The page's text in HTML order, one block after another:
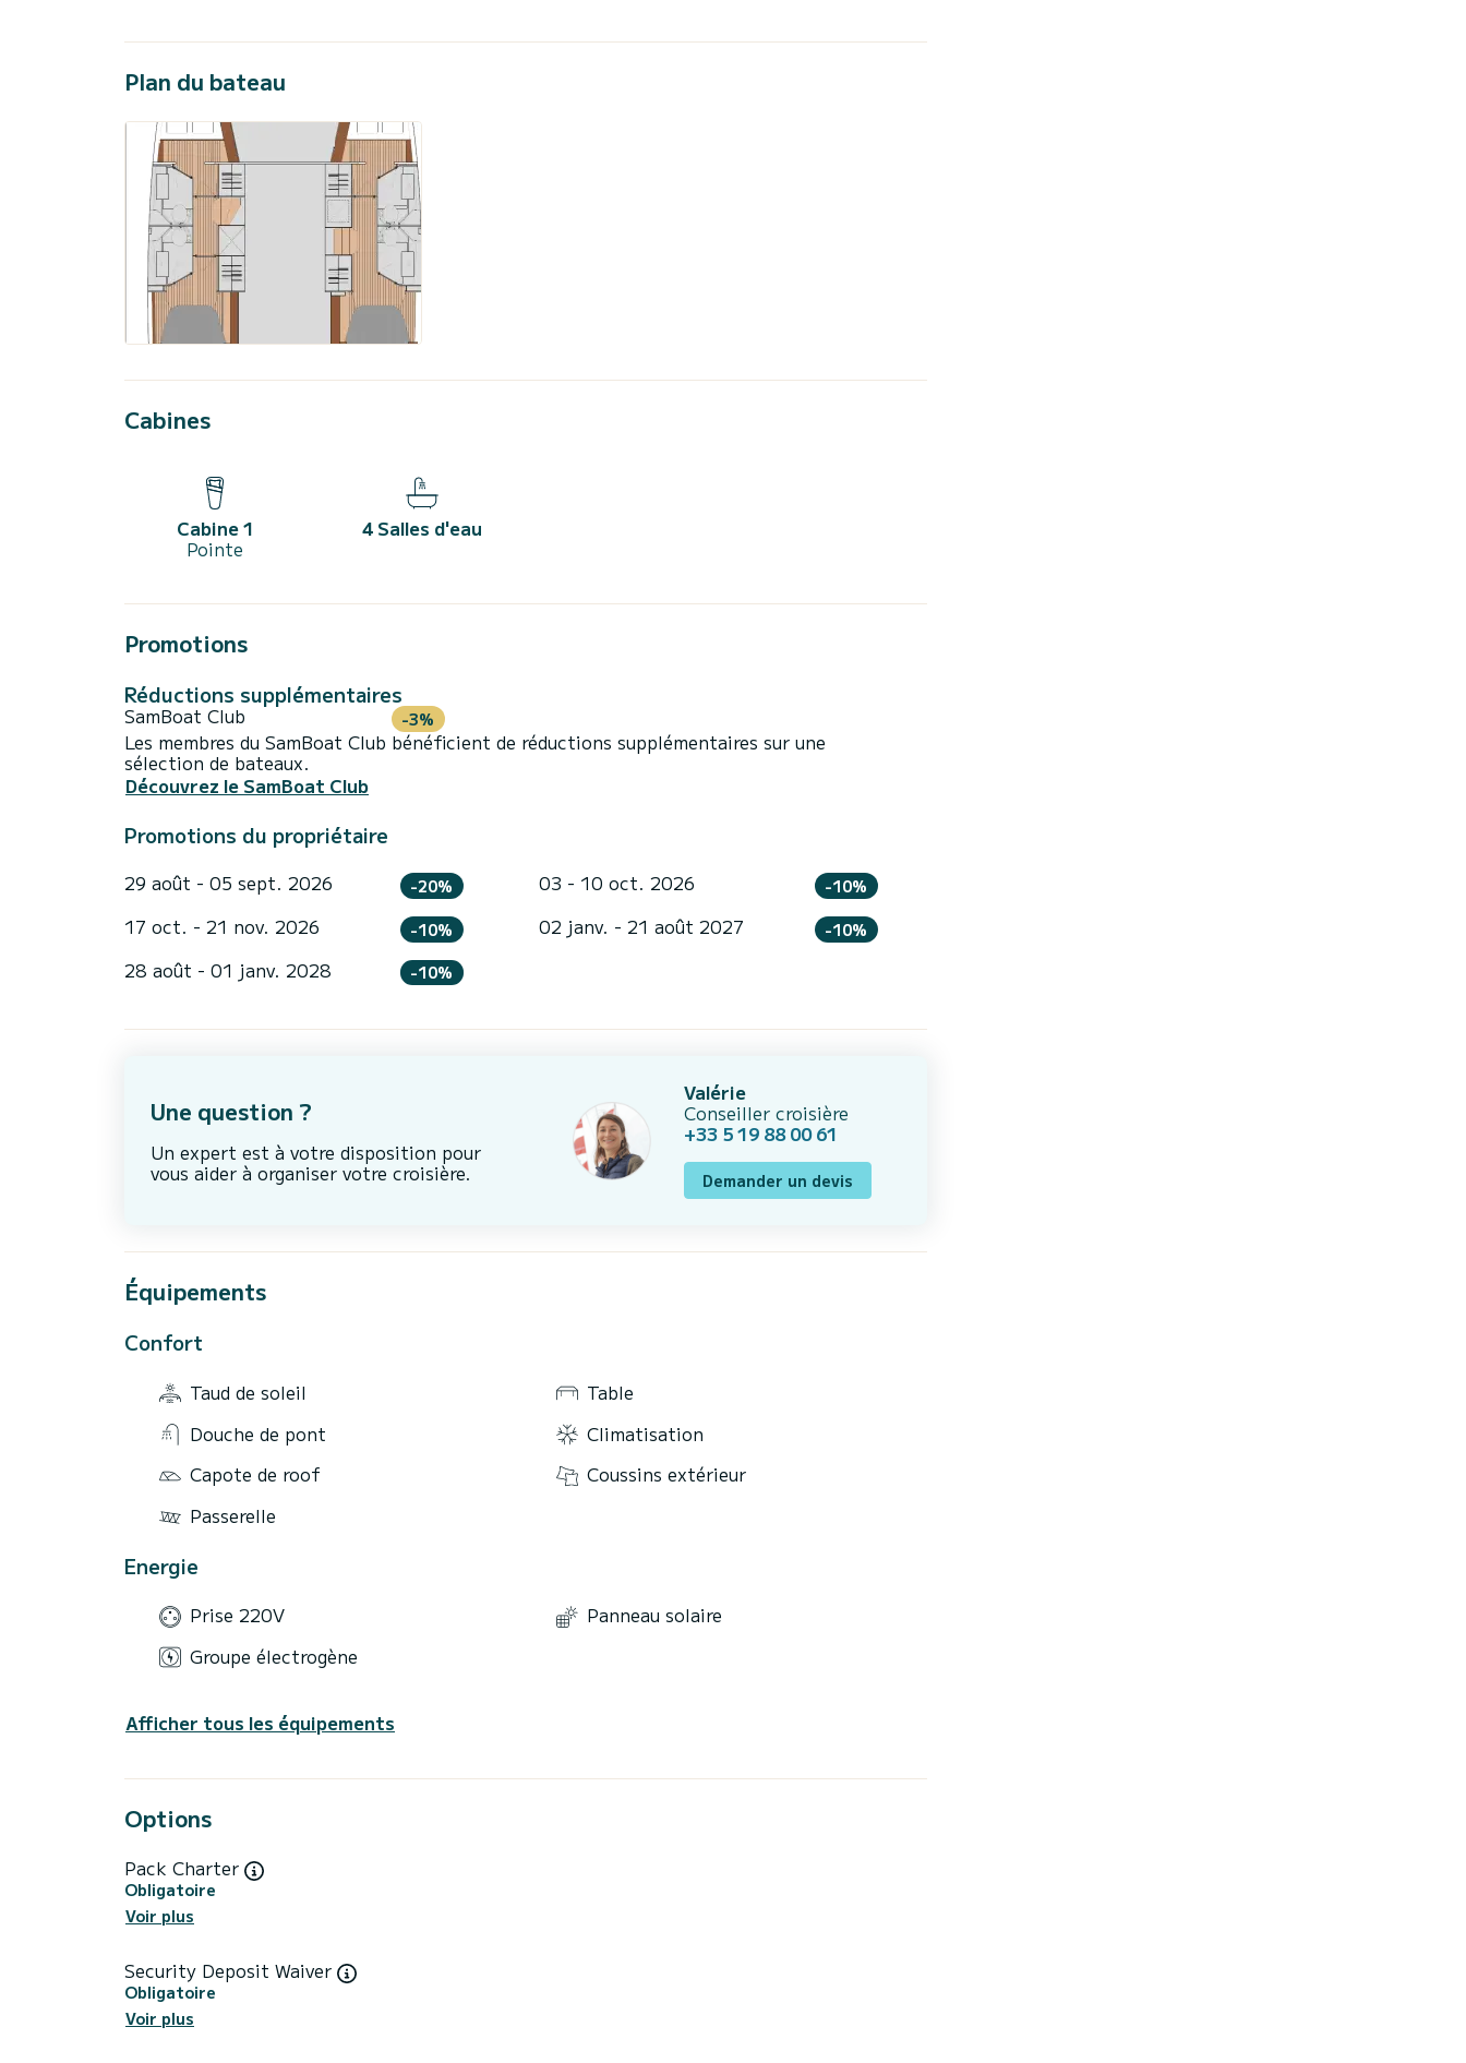
Plan du bateau
Cabines
Cabine 1
Pointe
4 Salles d'eau
Promotions
Réductions supplémentaires
SamBoat Club -3%
Les membres du SamBoat Club bénéficient de réductions supplémentaires sur une
sélection de bateaux.
Découvrez le SamBoat Club
Promotions du propriétaire
29 août - 05 sept. 2026 -20% 03 - 10 oct. 2026 -10%
17 oct. - 21 nov. 2026 -10% 02 janv. - 21 août 2027 -10%
28 août - 01 janv. 2028 -10%
Une question ?
Un expert est à votre disposition pour
vous aider à organiser votre croisière.
Valérie
Conseiller croisière
+33 5 19 88 00 61
Demander un devis
Équipements
Confort
Taud de soleil
Table
Douche de pont
Climatisation
Capote de roof
Coussins extérieur
Passerelle
Energie
Prise 220V
Panneau solaire
Groupe électrogène
Afficher tous les équipements
Options
Pack Charter
Obligatoire
Voir plus
Security Deposit Waiver
Obligatoire
Voir plus